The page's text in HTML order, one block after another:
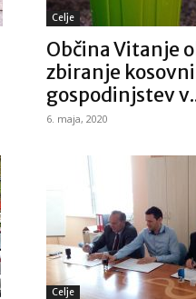
Celje
Občina Vitanje
zbiranje
gospodinjstev
6. maja, 2020
Celje